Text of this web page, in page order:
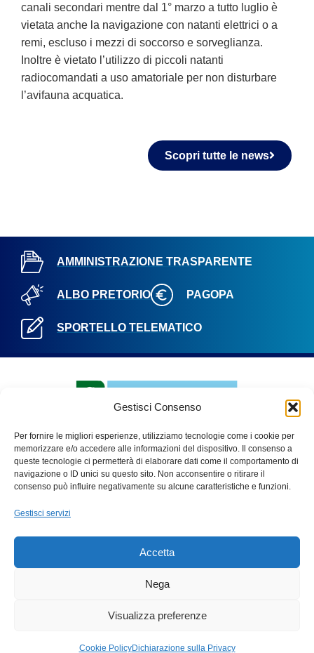
Gestisci Consenso
Per fornire le migliori esperienze, utilizziamo tecnologie come i cookie per
memorizzare e/o accedere alle informazioni del dispositivo. Il consenso a
queste tecnologie ci permetterà di elaborare dati come il comportamento di
navigazione o ID unici su questo sito. Non acconsentire o ritirare il
consenso può influire negativamente su alcune caratteristiche e funzioni.
Gestisci servizi
Accetta
Nega
Visualizza preferenze
Cookie PolicyDichiarazione sulla Privacy
canali secondari mentre dal 1° marzo a tutto luglio è
vietata anche la navigazione con natanti elettrici o a
remi, escluso i mezzi di soccorso e sorveglianza.
Inoltre è vietato l’utilizzo di piccoli natanti
radiocomandati a uso amatoriale per non disturbare
l’avifauna acquatica.
Scopri tutte le news
AMMINISTRAZIONE TRASPARENTE
ALBO PRETORIO PAGOPA
SPORTELLO TELEMATICO
PARCO ADDA NORD
20056 – Trezzo sull’Adda (Mi)
protocollo.parco.addanord@pec.regione.lombardia.it